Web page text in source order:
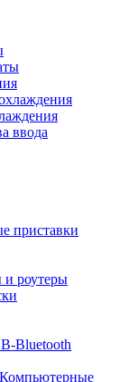
ввода
приставки
роутеры
Bluetooth
Компьютерные